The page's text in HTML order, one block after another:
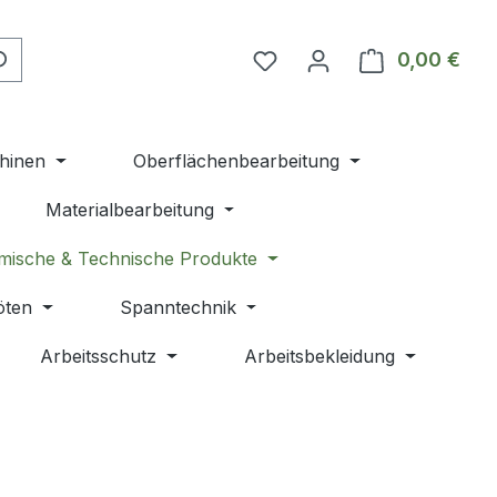
Du hast 0 Produkte auf
0,00 €
Oberflächenbearbeitung
Materialbearbeitung
& Technische Produkte
Spanntechnik
Arbeitsschutz Arbeitsbekleidung